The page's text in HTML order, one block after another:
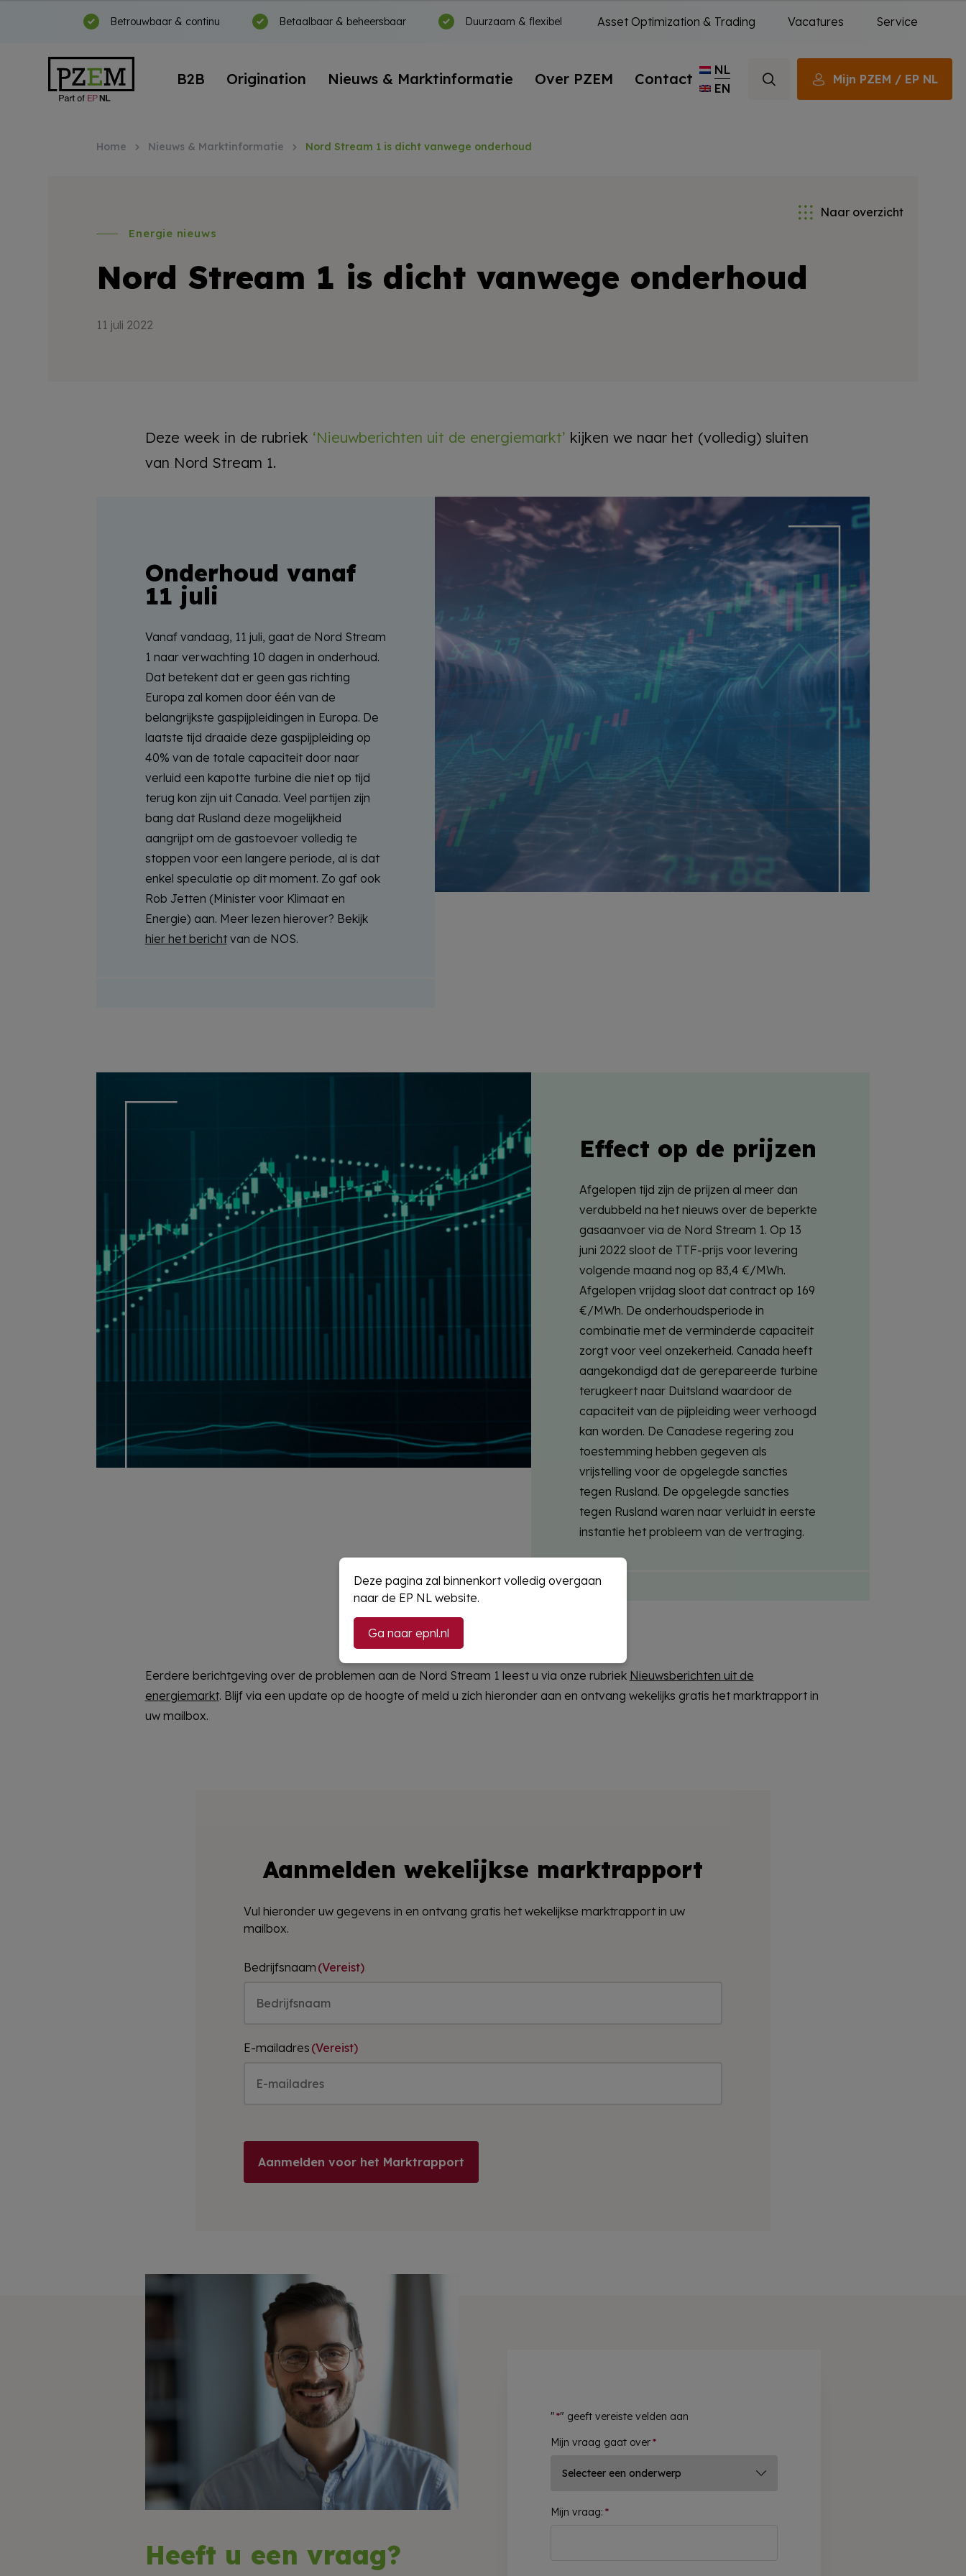
Betrouwbaar & continu Betaalbaar & beheersbaar Duurzaam & flexibel Asset Optimization & Trading Vacatures Service
B2B Origination Nieuws & Marktinformatie Over PZEM Contact
NL
EN
Mijn PZEM / EP NL
Home Nieuws & Marktinformatie Nord Stream 1 is dicht vanwege onderhoud
Naar overzicht
Energie nieuws
Nord Stream 1 is dicht vanwege onderhoud
11 juli 2022
Deze week in de rubriek ‘Nieuwberichten uit de energiemarkt’ kijken we naar het (volledig) sluiten
van Nord Stream 1.
Onderhoud vanaf
11 juli
Vanaf vandaag, 11 juli, gaat de Nord Stream
1 naar verwachting 10 dagen in onderhoud.
Dat betekent dat er geen gas richting
Europa zal komen door één van de
belangrijkste gaspijpleidingen in Europa. De
laatste tijd draaide deze gaspijpleiding op
40% van de totale capaciteit door naar
verluid een kapotte turbine die niet op tijd
terug kon zijn uit Canada. Veel partijen zijn
bang dat Rusland deze mogelijkheid
aangrijpt om de gastoevoer volledig te
stoppen voor een langere periode, al is dat
enkel speculatie op dit moment. Zo gaf ook
Rob Jetten (Minister voor Klimaat en
Energie) aan. Meer lezen hierover? Bekijk
hier het berichtvan de NOS.
Effect op de prijzen
Afgelopen tijd zijn de prijzen al meer dan
verdubbeld na het nieuws over de beperkte
gasaanvoer via de Nord Stream 1. Op 13
juni 2022 sloot de TTF-prijs voor levering
volgende maand nog op 83,4 €/MWh.
Afgelopen vrijdag sloot dat contract op 169
€/MWh. De onderhoudsperiode in
combinatie met de verminderde capaciteit
zorgt voor veel onzekerheid. Canada heeft
aangekondigd dat de gerepareerde turbine
terugkeert naar Duitsland waardoor de
capaciteit van de pijpleiding weer verhoogd
kan worden. De Canadese regering zou
toestemming hebben gegeven als
vrijstelling voor de opgelegde sancties
tegen Rusland. De opgelegde sancties
tegen Rusland waren naar verluidt in eerste
instantie het probleem van de vertraging.
Eerdere berichtgeving over de problemen aan de Nord Stream 1 leest u via onze rubriek Nieuwsberichten uit de
energiemarkt. Blijf via een update op de hoogte of meld u zich hieronder aan en ontvang wekelijks gratis het marktrapport in
uw mailbox.
Aanmelden wekelijkse marktrapport
Vul hieronder uw gegevens in en ontvang gratis het wekelijkse marktrapport in uw
mailbox.
Bedrijfsnaam (Vereist)
E-mailadres (Vereist)
Aanmelden voor het Marktrapport
Heeft u een vraag?
"*" geeft vereiste velden aan
Mijn vraag gaat over*
Mijn vraag: *
Deze pagina zal binnenkort volledig overgaan
naar de EP NL website.
Ga naar epnl.nl